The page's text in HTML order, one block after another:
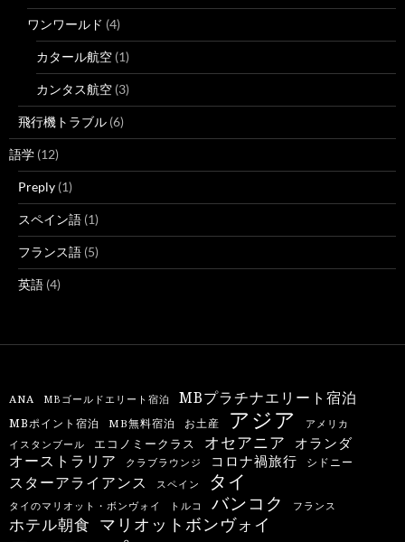
ワンワールド (4)
カタール航空 (1)
カンタス航空 (3)
飛行機トラブル (6)
語学 (12)
Preply (1)
スペイン語 (1)
フランス語 (5)
英語 (4)
ANA MBゴールドエリート宿泊 MBプラチナエリート宿泊
MBポイント宿泊 MB無料宿泊 お土産 アジア アメリカ
イスタンブール エコノミークラス オセアニア オランダ
オーストラリア クラブラウンジ コロナ禍旅行 シドニー
スターアライアンス スペイン タイ
タイのマリオット・ボンヴォイ トルコ バンコク フランス
ホテル朝食 マリオットボンヴォイ